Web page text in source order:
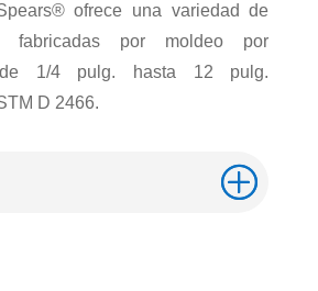
ofrece una variedad de
fabricadas por moldeo por
1/4 pulg. hasta 12 pulg.
D 2466.